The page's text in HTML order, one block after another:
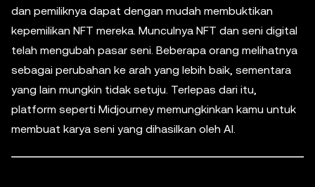
dan pemiliknya dapat dengan mudah membuktikan
kepemilikan NFT mereka. Munculnya NFT dan seni digital
telah mengubah pasar seni. Beberapa orang melihatnya
sebagai perubahan ke arah yang lebih baik, sementara
yang lain mungkin tidak setuju. Terlepas dari itu,
platform seperti Midjourney memungkinkan kamu untuk
membuat karya seni yang dihasilkan oleh AI.